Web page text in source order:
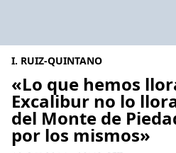
I. RUIZ-QUINTANO
«Lo que hemos
Excalibur no lo
del Monte de
por los mismos»